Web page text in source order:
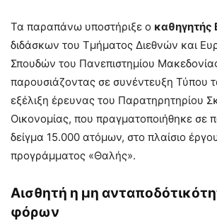
Τα παραπάνω υποστήριξε ο καθηγητής
διδάσκων του Τμήματος Διεθνών και
Σπουδών του Πανεπιστημίου
παρουσιάζοντας σε συνέντευξη Τύπου
εξέλιξη έρευνας του Παρατηρητηρίου
Οικονομίας, που πραγματοποιήθηκε σε
δείγμα 15.000 ατόμων, στο πλαίσιο
προγράμματος «Θαλής».
Αισθητή η μη
φόρων